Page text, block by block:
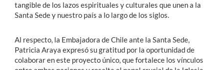
tangible de los lazos espirituales y culturales que unen a la
Santa Sede y nuestro país a lo largo de los siglos.
Al respecto, la Embajadora de Chile ante la Santa Sede,
Patricia Araya expresó su gratitud por la oportunidad de
colaborar en este proyecto único, que fortalece los vínculos